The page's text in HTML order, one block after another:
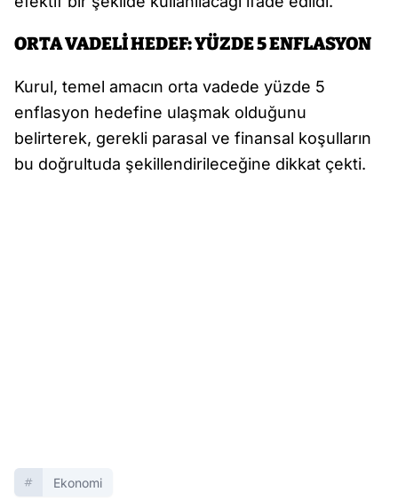
ORTA VADELİ HEDEF: YÜZDE 5 ENFLASYON
Kurul, temel amacın orta vadede yüzde 5
enflasyon hedefine ulaşmak olduğunu
belirterek, gerekli parasal ve finansal koşulların
bu doğrultuda şekillendirileceğine dikkat çekti.
Ekonomi